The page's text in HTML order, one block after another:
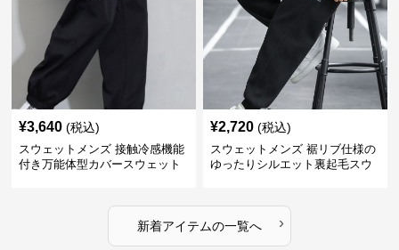
¥3,640 (税込)
スウェットメンズ 接触冷感機能
付き万能体型カバースウェット
¥2,720 (税込)
スウェットメンズ 裾リブ仕様の
ゆったりシルエット裏起毛スウ
新着アイテムの一覧へ ›